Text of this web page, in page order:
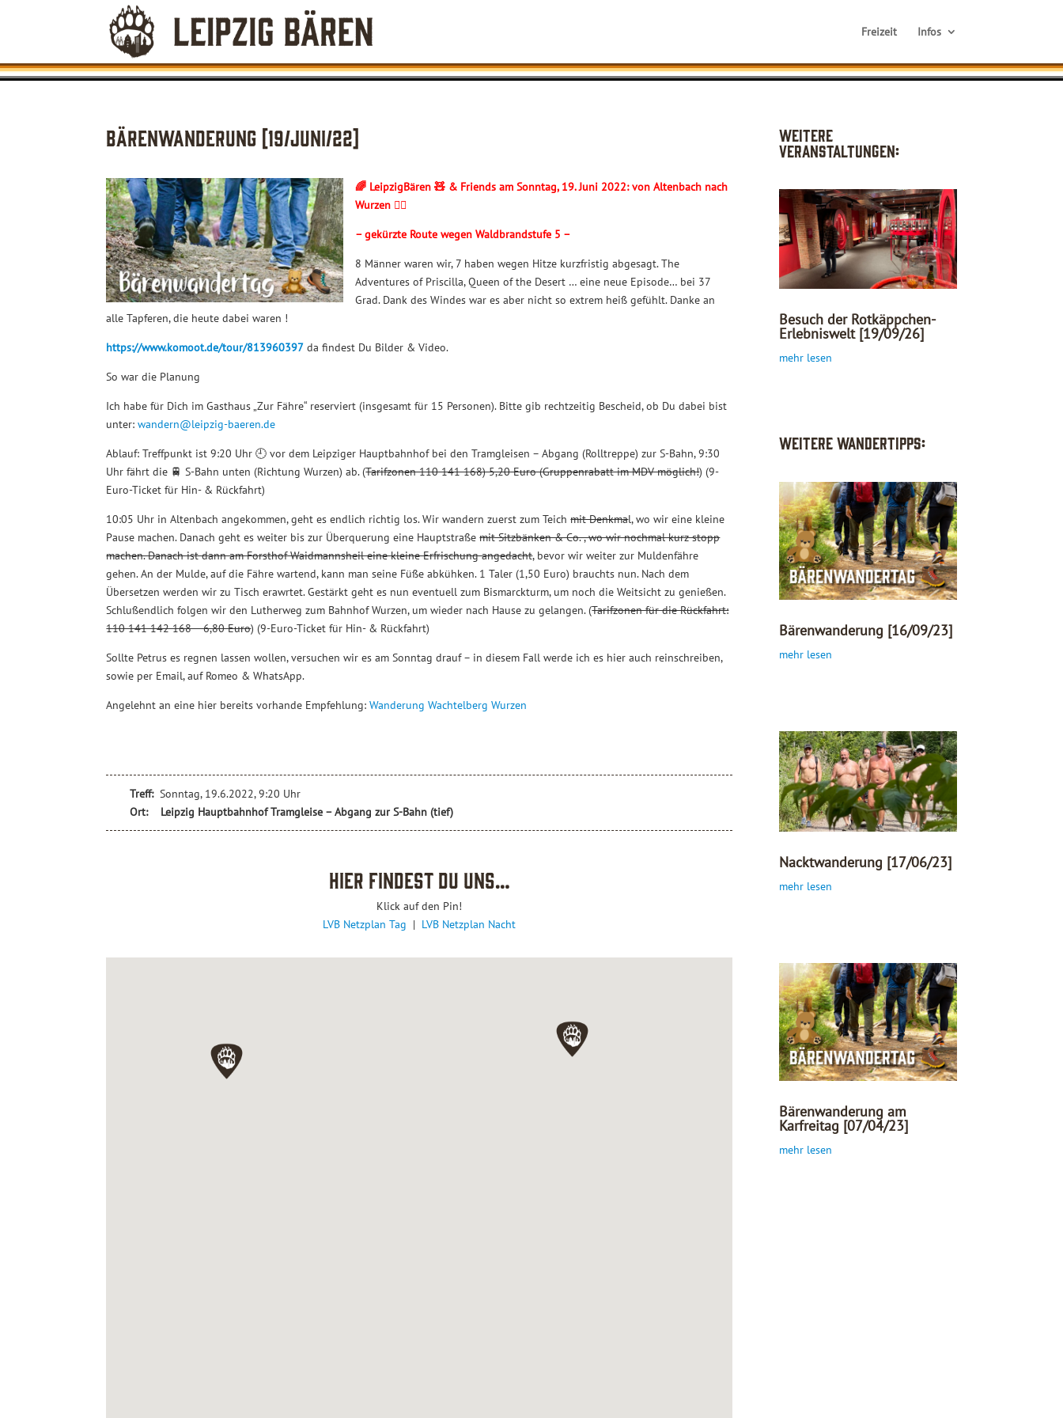
Freizeit Infos
Bärenwanderung [19/Juni/22]
🌈 LeipzigBären 🧸 & Friends am Sonntag, 19. Juni 2022: von Altenbach nach
Wurzen 🏳️‍🌈
– gekürzte Route wegen Waldbrandstufe 5 –
8 Männer waren wir, 7 haben wegen Hitze kurzfristig abgesagt.The
Adventures of Priscilla, Queen of the Desert … eine neue Episode… bei 37
Grad. Dank des Windes war es aber nicht so extrem heiß gefühlt. Danke an
alle Tapferen, die heute dabei waren !
https://www.komoot.de/tour/813960397 da findest Du Bilder & Video.
So war die Planung
Ich habe für Dich im Gasthaus „Zur Fähre“ reserviert (insgesamt für 15 Personen). Bitte gib rechtzeitig Bescheid, ob Du dabei bist
unter:wandern@leipzig-baeren.de
Ablauf: Treffpunkt ist 9:20 Uhr 🕘 vor dem Leipziger Hauptbahnhof bei den Tramgleisen – Abgang (Rolltreppe) zur S-Bahn, 9:30
Uhr fährt die 🚆 S-Bahn unten (Richtung Wurzen) ab. (Tarifzonen 110 141 168) 5,20 Euro (Gruppenrabatt im MDV möglich!) (9-
Euro-Ticket für Hin- & Rückfahrt)
10:05 Uhr in Altenbach angekommen, geht es endlich richtig los. Wir wandern zuerst zum Teichmit Denkmal, wo wir eine kleine
Pause machen. Danach geht es weiter bis zur Überquerung eine Hauptstraßemit Sitzbänken & Co. , wo wir nochmal kurz stopp
machen. Danach ist dann am Forsthof Waidmannsheil eine kleine Erfrischung angedacht, bevor wir weiter zur Muldenfähre
gehen. An der Mulde, auf die Fähre wartend, kann man seine Füße abkühken. 1 Taler (1,50 Euro) brauchts nun. Nach dem
Übersetzen werden wir zu Tisch erawrtet. Gestärkt geht es nun eventuell zum Bismarckturm, um noch die Weitsicht zu genießen.
Schlußendlich folgen wir den Lutherweg zum Bahnhof Wurzen, um wieder nach Hause zu gelangen. (Tarifzonen für die Rückfahrt:
110 141 142 168 – 6,80 Euro) (9-Euro-Ticket für Hin- & Rückfahrt)
Sollte Petrus es regnen lassen wollen, versuchen wir es am Sonntag drauf – in diesem Fall werde ich es hier auch reinschreiben,
sowie per Email, auf Romeo & WhatsApp.
Angelehnt an eine hier bereits vorhande Empfehlung:Wanderung Wachtelberg Wurzen
Treff:Sonntag, 19.6.2022, 9:20 Uhr
Ort:
Leipzig Hauptbahnhof Tramgleise – Abgang zur S-Bahn (tief)
Hier findest du uns…
Klick auf den Pin!
LVB Netzplan Tag | LVB Netzplan Nacht
Weitere
Veranstaltungen:
Besuch der Rotkäppchen-
Erlebniswelt [19/09/26]
mehr lesen
​​Weitere Wandertipps:
Bärenwanderung [16/09/23]
mehr lesen
Nacktwanderung [17/06/23]
mehr lesen
Bärenwanderung am
Karfreitag [07/04/23]
mehr lesen